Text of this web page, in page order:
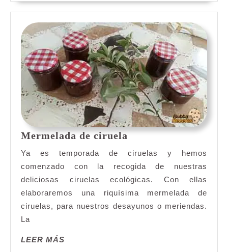
Mermelada de ciruelaMermelada
ciruela
Ya es temporada de ciruelas y hemos
comenzado con la recogida de nuestras
deliciosas ciruelas ecológicas. Con ellas
elaboraremos una riquísima mermelada de
ciruelas, para nuestros desayunos o meriendas.
La
LEER MÁS